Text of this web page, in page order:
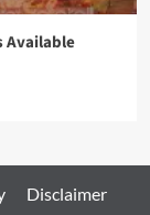
Available
Disclaimer